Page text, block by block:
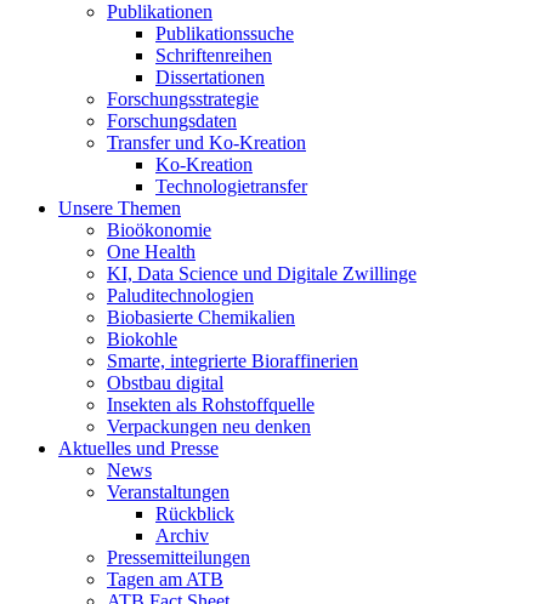
Publikationen
Publikationssuche
Schriftenreihen
Dissertationen
Forschungsstrategie
Forschungsdaten
Transfer und Ko-Kreation
Ko-Kreation
Technologietransfer
Unsere Themen
Bioökonomie
One Health
KI, Data Science und Digitale Zwillinge
Paluditechnologien
Biobasierte Chemikalien
Biokohle
Smarte, integrierte Bioraffinerien
Obstbau digital
Insekten als Rohstoffquelle
Verpackungen neu denken
Aktuelles und Presse
News
Veranstaltungen
Rückblick
Archiv
Pressemitteilungen
Tagen am ATB